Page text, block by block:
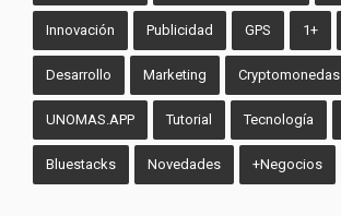
Innovación Publicidad GPS 1+
Desarrollo Marketing Cryptomonedas
UNOMAS.APP Tutorial Tecnología
Bluestacks Novedades +Negocios